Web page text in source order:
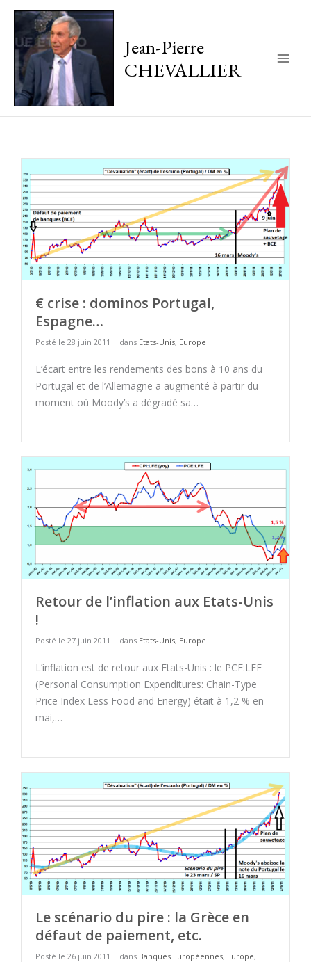
Jean-Pierre
CHEVALLIER
€ crise : dominos Portugal,
Espagne…
Posté le 28 juin 2011 | dans Etats-Unis, Europe
L’écart entre les rendements des bons à 10 ans du
Portugal et de l’Allemagne a augmenté à partir du
moment où Moody’s a dégradé sa…
Retour de l’inflation aux Etats-Unis
!
Posté le 27 juin 2011 | dans Etats-Unis, Europe
L’inflation est de retour aux Etats-Unis : le PCE:LFE
(Personal Consumption Expenditures: Chain-Type
Price Index Less Food and Energy) était à 1,2 % en
mai,…
Le scénario du pire : la Grèce en
défaut de paiement, etc.
Posté le 26 juin 2011 | dans Banques Européennes, Europe,